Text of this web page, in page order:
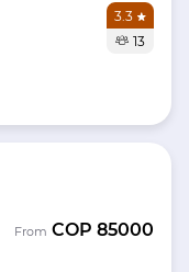
3.3
13
From COP 85000